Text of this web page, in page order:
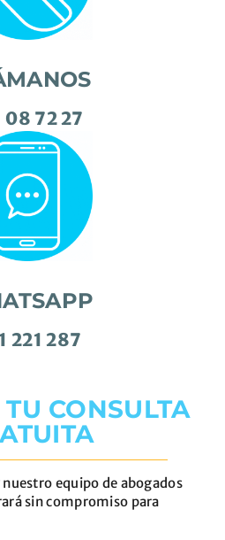
08 72 27
221 287
CONSULTA
equipo de abogados
sin compromiso para